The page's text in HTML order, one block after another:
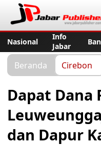
Nasional
Info
Jabar
Beranda Cirebon
Dapat Dana
dan Dapur